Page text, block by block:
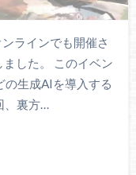
ラインでも開催さ
した。 このイベン
の生成AIを導入する
裏方…